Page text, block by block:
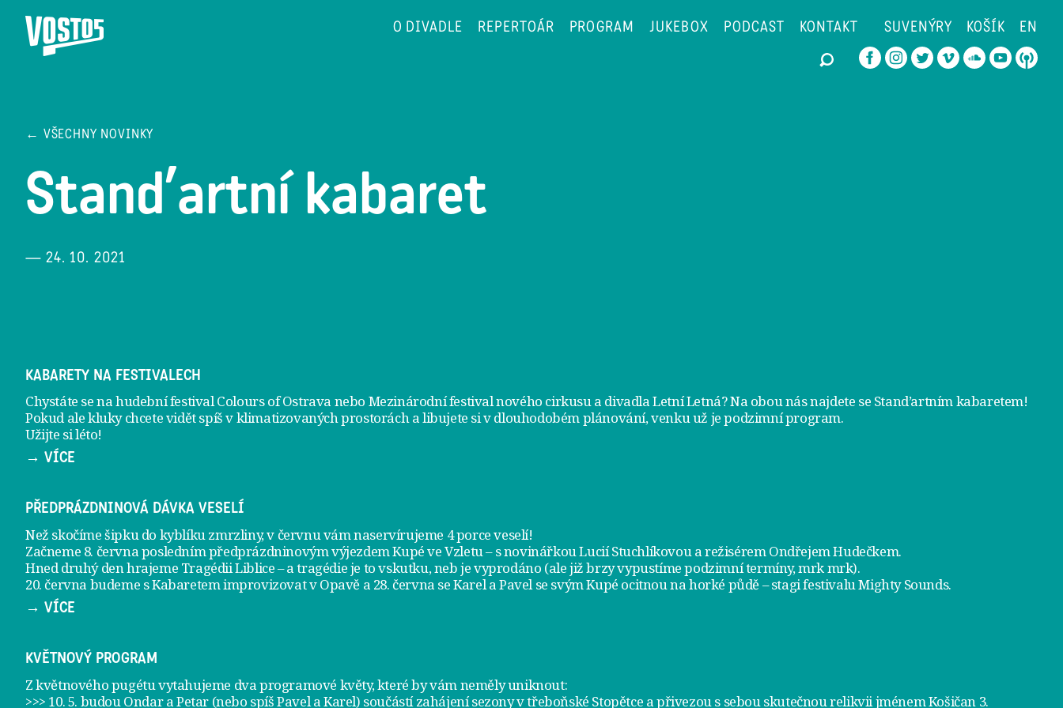
O DIVADLE REPERTOÁR PROGRAM JUKEBOX PODCAST KONTAKT SUVENÝRY KOŠÍK EN
← VŠECHNY NOVINKY
Stand’artní kabaret
— 24. 10. 2021
KABARETY NA FESTIVALECH
Chystáte se na hudební festival Colours of Ostrava nebo Mezinárodní festival nového cirkusu a divadla Letní Letná? Na obou nás najdete se Stand’artním kabaretem!
Pokud ale kluky chcete vidět spíš v klimatizovaných prostorách a libujete si v dlouhodobém plánování, venku už jepodzimní program.
Užijte si léto!
→ VÍCE
PŘEDPRÁZDNINOVÁ DÁVKA VESELÍ
Než skočíme šipku do kyblíku zmrzliny, v červnu vám naservírujeme 4 porce veselí!
Začneme 8. června posledním předprázdninovým výjezdemKupé ve Vzletu– s novinářkou Lucií Stuchlíkovou a režisérem Ondřejem Hudečkem.
Hned druhý den hrajeme Tragédii Liblice– a tragédie je to vskutku, neb je vyprodáno (ale již brzy vypustíme podzimní termíny, mrk mrk).
20. června budeme s Kabaretem improvizovat v Opavě a 28. června se Karel a Pavel se svým Kupé ocitnou na horké půdě – stagi festivalu Mighty Sounds.
→ VÍCE
KVĚTNOVÝ PROGRAM
Z květnového pugétu vytahujeme dva programové květy, které by vám neměly uniknout:
>>> 10. 5. budou Ondar a Petar (nebo spíš Pavel a Karel) součástí zahájení sezony vtřeboňské Stopětce a přivezou s sebou skutečnou relikvii jménemKošičan 3.